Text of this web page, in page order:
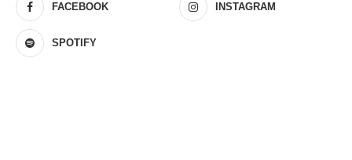
FACEBOOK INSTAGRAM
SPOTIFY